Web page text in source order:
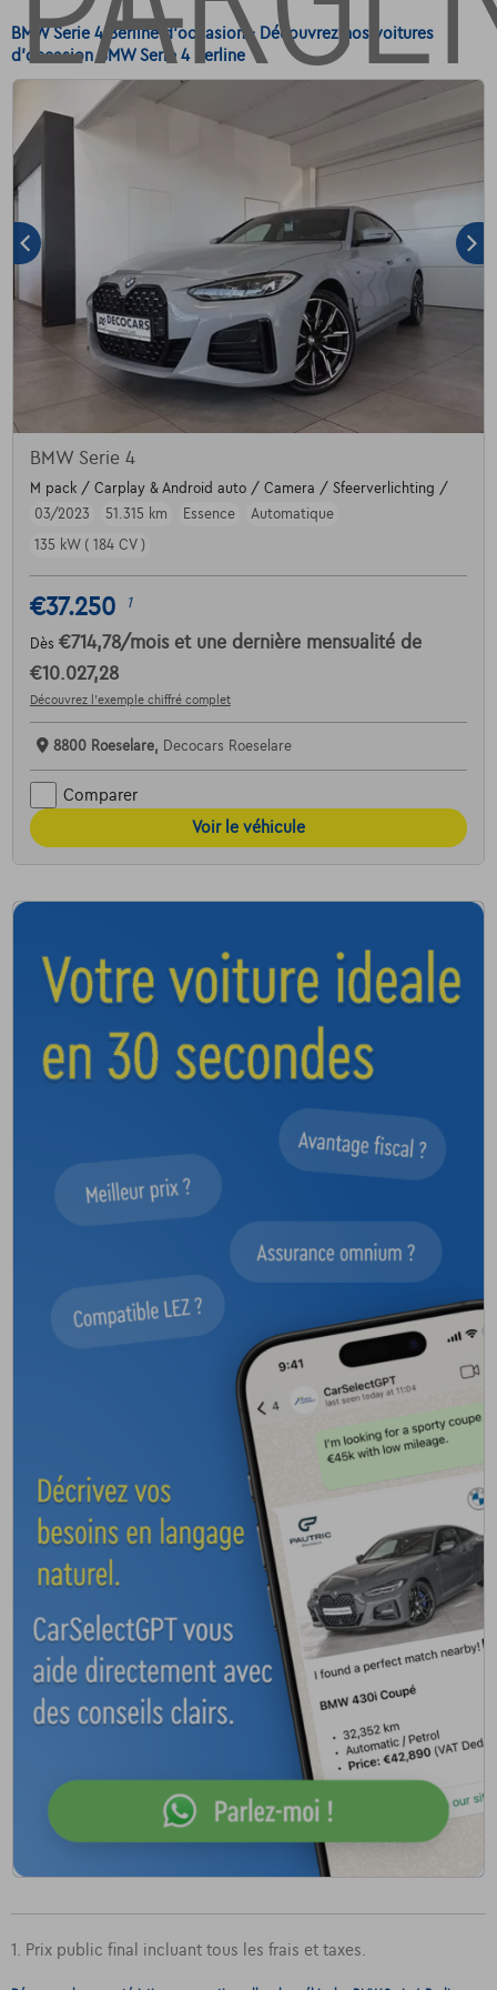
BMW Serie 4 Berline d'occasion - Découvrez nos voitures
d'occasion BMW Serie 4 Berline
BMW Serie 4
M pack / Carplay & Android auto / Camera / Sfeerverlichting /
03/2023
51.315 km Essence
Automatique
135 kW ( 184 CV )
€37.250 1
Dès €714,78/mois et une dernière mensualité de
€10.027,28
Découvrez l’exemple chiffré complet
8800 Roeselare, Decocars Roeselare
Comparer
Voir le véhicule
1. Prix public final incluant tous les frais et taxes.